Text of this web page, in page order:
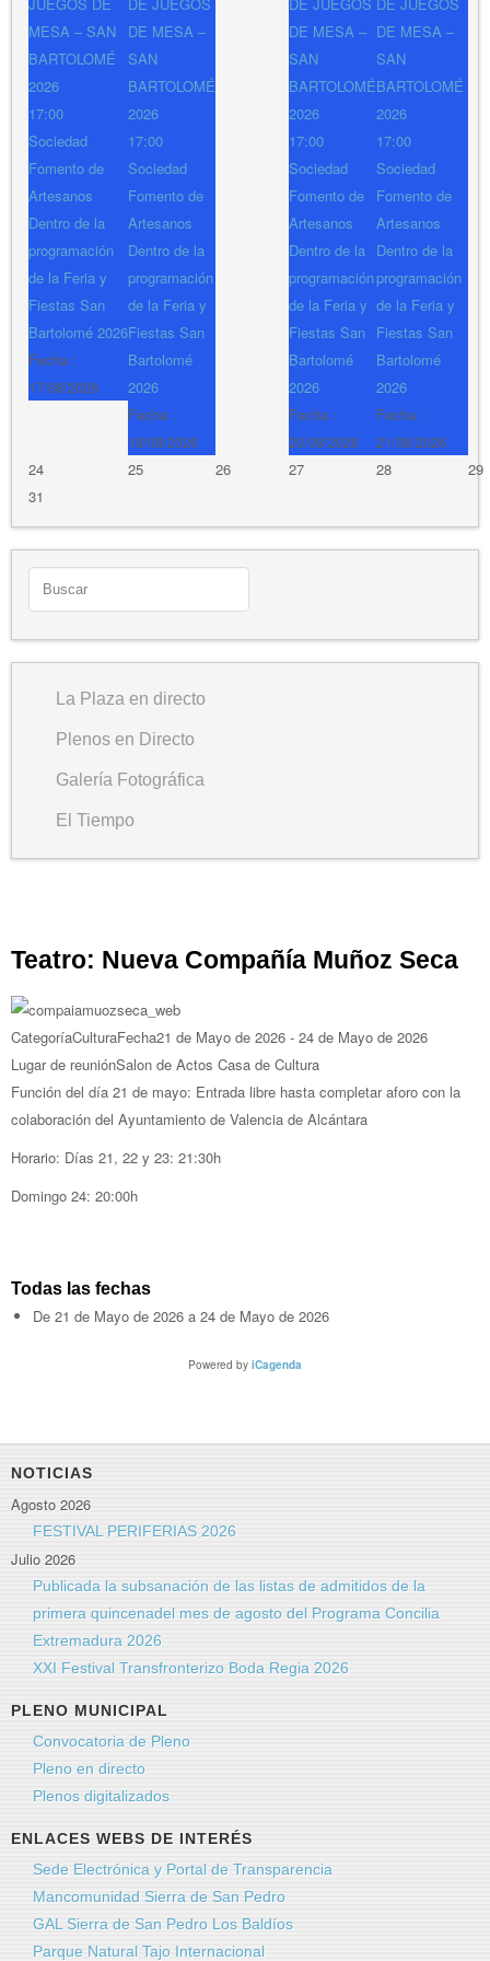
MESA – SAN
BARTOLOMÉ
2026
17:00
Sociedad
Fomento de
Artesanos
Dentro de la
programación
de la Feria y
Fiestas San
Bartolomé 2026
Fecha :
17/08/2026
DE MESA –
SAN
BARTOLOMÉ
2026
17:00
Sociedad
Fomento de
Artesanos
Dentro de la
programación
de la Feria y
Fiestas San
Bartolomé
2026
Fecha :
18/08/2026
DE MESA –
SAN
BARTOLOMÉ
2026
17:00
Sociedad
Fomento de
Artesanos
Dentro de la
programación
de la Feria y
Fiestas San
Bartolomé
2026
Fecha :
20/08/2026
DE MESA –
SAN
BARTOLOMÉ
2026
17:00
Sociedad
Fomento de
Artesanos
Dentro de la
programación
de la Feria y
Fiestas San
Bartolomé
2026
Fecha :
21/08/2026
24 25 26 27 28
29
31
La Plaza en directo
Plenos en Directo
Galería Fotográfica
El Tiempo
Teatro: Nueva Compañía Muñoz Seca
CategoríaCulturaFecha21 de Mayo de 2026 - 24 de Mayo de 2026
Lugar de reuniónSalon de Actos Casa de Cultura
Función del día 21 de mayo: Entrada libre hasta completar aforo con la
colaboración del Ayuntamiento de Valencia de Alcántara
Horario: Días 21, 22 y 23: 21:30h
Domingo 24: 20:00h
Todas las fechas
De 21 de Mayo de 2026 a 24 de Mayo de 2026
Powered by iCagenda
NOTICIAS
Agosto 2026
FESTIVAL PERIFERIAS 2026
Julio 2026
Publicada la subsanación de las listas de admitidos de la
primera quincenadel mes de agosto del Programa Concilia
Extremadura 2026
XXI Festival Transfronterizo Boda Regia 2026
PLENO MUNICIPAL
Convocatoria de Pleno
Pleno en directo
Plenos digitalizados
ENLACES WEBS DE INTERÉS
Sede Electrónica y Portal de Transparencia
Mancomunidad Sierra de San Pedro
GAL Sierra de San Pedro Los Baldíos
Parque Natural Tajo Internacional